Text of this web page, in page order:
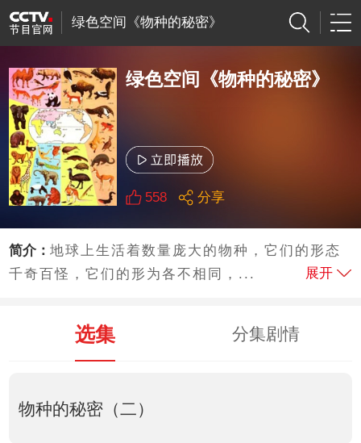
绿色空间《物种的秘密》
绿色空间《物种的秘密》
558 分享
简介：地球上生活着数量庞大的物种，它们的形态
千奇百怪，它们的形为各不相同，...
展开
选集 分集剧情
物种的秘密（二）